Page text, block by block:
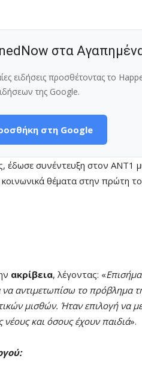
στα
ειδήσεις προσθέτοντας το
της Google.
στη Google
συνέντευξη στον ΑΝΤ1
θέματα στην πρώτη
ακρίβεια, λέγοντας: «
αντιμετωπίσω το πρόβλημα
μισθών. Ήταν επιλογή να
νέους και όσους έχουν παιδιά».